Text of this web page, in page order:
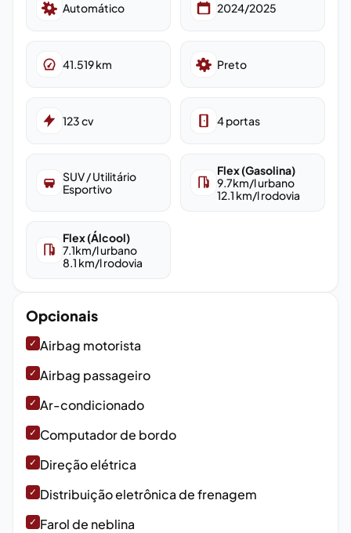
Automático 2024/2025
41.519km Preto
123cv 4portas
SUV / Utilitário
Esportivo
Flex (Gasolina)
9.7km/l urbano
12.1 km/l rodovia
Flex (Álcool)
7.1km/l urbano
8.1 km/l rodovia
Opcionais
✓ Airbag motorista
✓ Airbag passageiro
✓ Ar-condicionado
✓ Computador de bordo
✓ Direção elétrica
✓ Distribuição eletrônica de frenagem
✓ Farol de neblina